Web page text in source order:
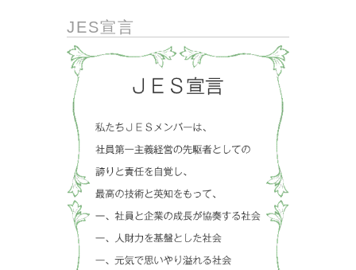
JES宣言